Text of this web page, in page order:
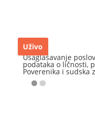
Uživo
Usaglašavanje
podataka o ličnosti,
Poverenika i sudska